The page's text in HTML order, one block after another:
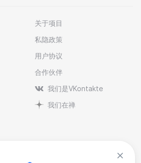
关于项目
私隐政策
用户协议
合作伙伴
我们是VKontakte
我们在禅